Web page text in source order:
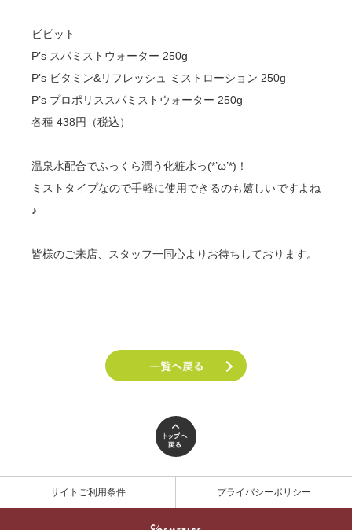
ビピット
P’s スパミストウォーター 250g
P’s ビタミン&リフレッシュ ミストローション 250g
P’s プロポリススパミストウォーター 250g
各種 438円（税込）
温泉水配合でふっくら潤う化粧水っ(*’ω’*)！
ミストタイプなので手軽に使用できるのも嬉しいですよね
♪
皆様のご来店、スタッフ一同心よりお待ちしております。
サイトご利用条件 プライバシーポリシー